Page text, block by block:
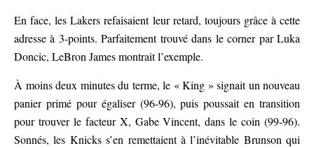
En face, les Lakers refaisaient leur retard, toujours grâce à cette
adresse à 3-points. Parfaitement trouvé dans le corner par Luka
Doncic, LeBron James montrait l’exemple.
À moins deux minutes du terme, le « King » signait un nouveau
panier primé pour égaliser (96-96), puis poussait en transition
pour trouver le facteur X, Gabe Vincent, dans le coin (99-96).
Sonnés, les Knicks s’en remettaient à l’inévitable Brunson qui